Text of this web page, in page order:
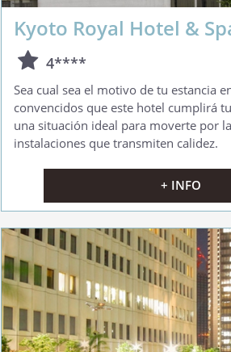
Kyoto Royal Hotel &
4****
Sea cual sea el motivo de tu estancia
convencidos que este hotel cumplirá
una situación ideal para moverte por
instalaciones que transmiten calidez.
+ INFO